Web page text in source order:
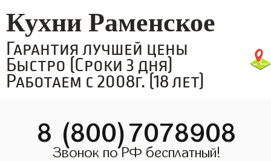
Кухни Раменское
Гарантия лучшей цены
Быстро (Сроки 3 дня)
Работаем с 2008г. (18 лет)
8 (800)7078908
Звонок по РФ бесплатный!